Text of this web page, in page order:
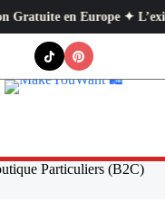
en Europe ✦
Particuliers (B2C)